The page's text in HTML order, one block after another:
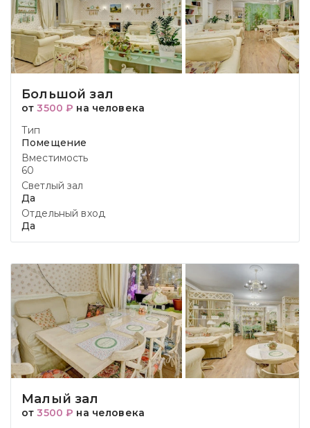
Большой зал
от3500 ₽ на человека
Тип
Помещение
Вместимость
60
Светлый зал
Да
Отдельный вход
Да
Малый зал
от3500 ₽ на человека